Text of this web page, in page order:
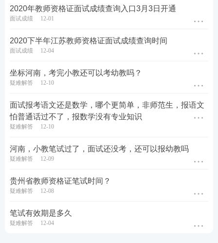
2020年教师资格证面试成绩查询入口3月3日开通
面试成绩 12-01
2020下半年江苏教师资格证面试成绩查询时间
面试成绩 12-04
坐标河南，考完小教还可以考幼教吗？
疑难解答 12-10
面试报考语文还是数学，哪个更简单，非师范生，报语文
怕普通话过不了，报数学没有专业知识
疑难解答 12-10
河南，小教笔试过了，面试还没考，还可以报幼教吗
疑难解答 12-09
贵州省教师资格证笔试时间？
疑难解答 12-08
笔试有效期是多久
疑难解答 12-04